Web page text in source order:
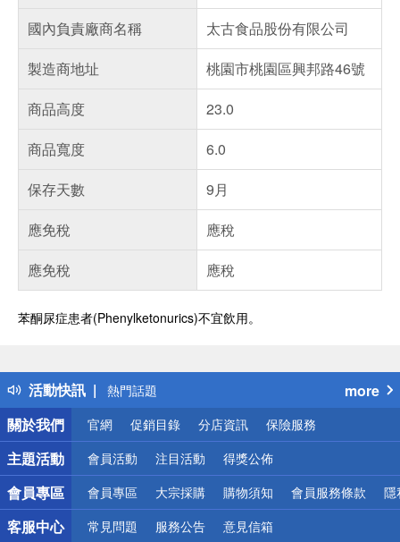
國內負責廠商名稱
太古食品股份有限公司
製造商地址
桃園市桃園區興邦路46號
商品高度
23.0
商品寬度
6.0
保存天數
9月
應免稅
應稅
應免稅
應稅
苯酮尿症患者(Phenylketonurics)不宜飲用。
活動快訊
得獎公告
熱門話題
銀行優惠
偏遠地區配送
詐騙網頁！請小心！
more
關於我們
官網 促銷目錄 分店資訊 保險服務
主題活動 會員活動 注目活動 得獎公佈
會員專區 會員專區 大宗採購 購物須知 會員服務條款 隱
客服中心 常見問題 服務公告 意見信箱